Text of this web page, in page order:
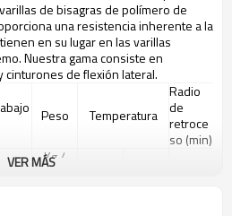
de bisagras de polímero de
una resistencia inherente a la
en su lugar en las varillas
Nuestra gama consiste en
de flexión lateral.
Peso Temperatura
Radio
de
retroce
so (min)
lb / ft
Kg /
metro
VER MÁS